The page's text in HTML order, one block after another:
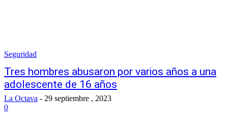
Seguridad
Tres hombres abusaron por varios años a una
adolescente de 16 años
La Octava - 29 septiembre , 2023
0